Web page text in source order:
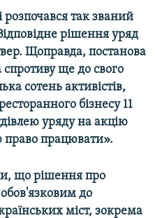
розпочався так званий
рішення уряд
Щоправда, постанова
спротиву ще до свого
сотень активістів,
бізнесу 11
уряду на акцію
право працювати».
що рішення про
до
міст, зокрема